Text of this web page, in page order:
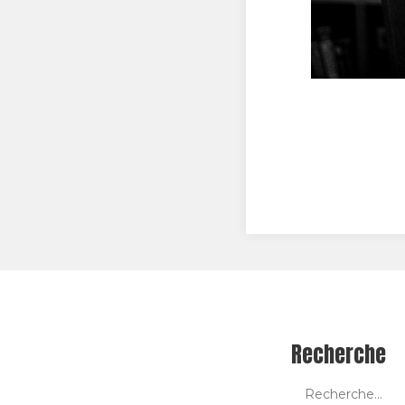
Recherche